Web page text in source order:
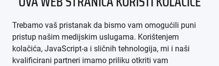
IMPRESSUM
AGB
DATENSCHUTZ
Trebamo vaš pristanak da bismo vam omogućili puni
pristup našim medijskim uslugama. Korištenjem
kolačića, JavaScript-a i sličnih tehnologija, mi i naši
kvalificirani partneri imamo priliku otkriti vam